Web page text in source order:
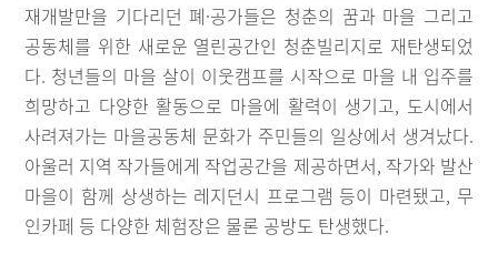
재개발만을 기다리던 폐·공가들은 청춘의 꿈과 마을 그리고
공동체를 위한 새로운 열린공간인 청춘빌리지로 재탄생되었
다. 청년들의 마을 살이 이웃캠프를 시작으로 마을 내 입주를
희망하고 다양한 활동으로 마을에 활력이 생기고, 도시에서
사려져가는 마을공동체 문화가 주민들의 일상에서 생겨났다.
아울러 지역 작가들에게 작업공간을 제공하면서, 작가와 발산
마을이 함께 상생하는 레지던시 프로그램 등이 마련됐고, 무
인카페 등 다양한 체험장은 물론 공방도 탄생했다.